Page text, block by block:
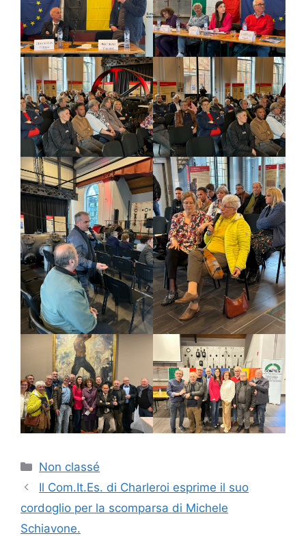
Catégories
Non classé
Navigation
articles
Il Com.It.Es. di Charleroi esprime il suo
cordoglio per la scomparsa di Michele
Schiavone.